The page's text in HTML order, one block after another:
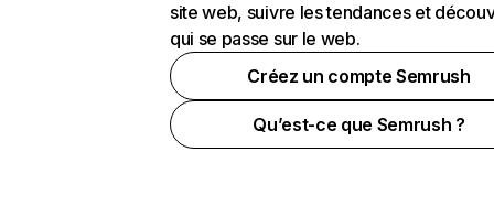
site web, suivre les tendances et
qui se passe sur le web.
Créez un compte Semrush
Qu’est-ce que Semrush ?